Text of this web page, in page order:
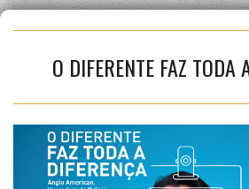
O DIFERENTE FAZ TODA